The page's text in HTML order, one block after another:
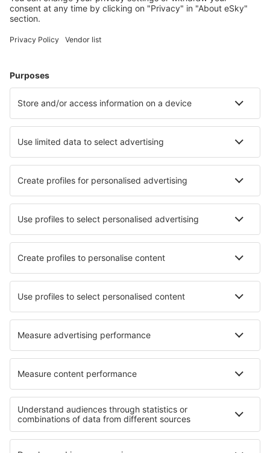
Unterkunft in Zingst Unterkunft in Grömitz
Unterkunft in Varel Unterkunft in Mönchengladbach
Die besten Unterkünfte - Städte
Unterkunft in Gatlinburg Unterkunft in Divarata
Unterkunft in Bruay La Buissiere Unterkunft in Issenheim
Unterkunft in Roisan Unterkunft in Radvaň nad Dunajom
Unterkunft in Hempnall
Unterkunft in Allgäu Unterkunft in den Bayerischen Alpen
Unterkunft im Erzgebirge Unterkunft in California
Unterkunft in Nicaragua Unterkunft in Nationalpark Roztocze